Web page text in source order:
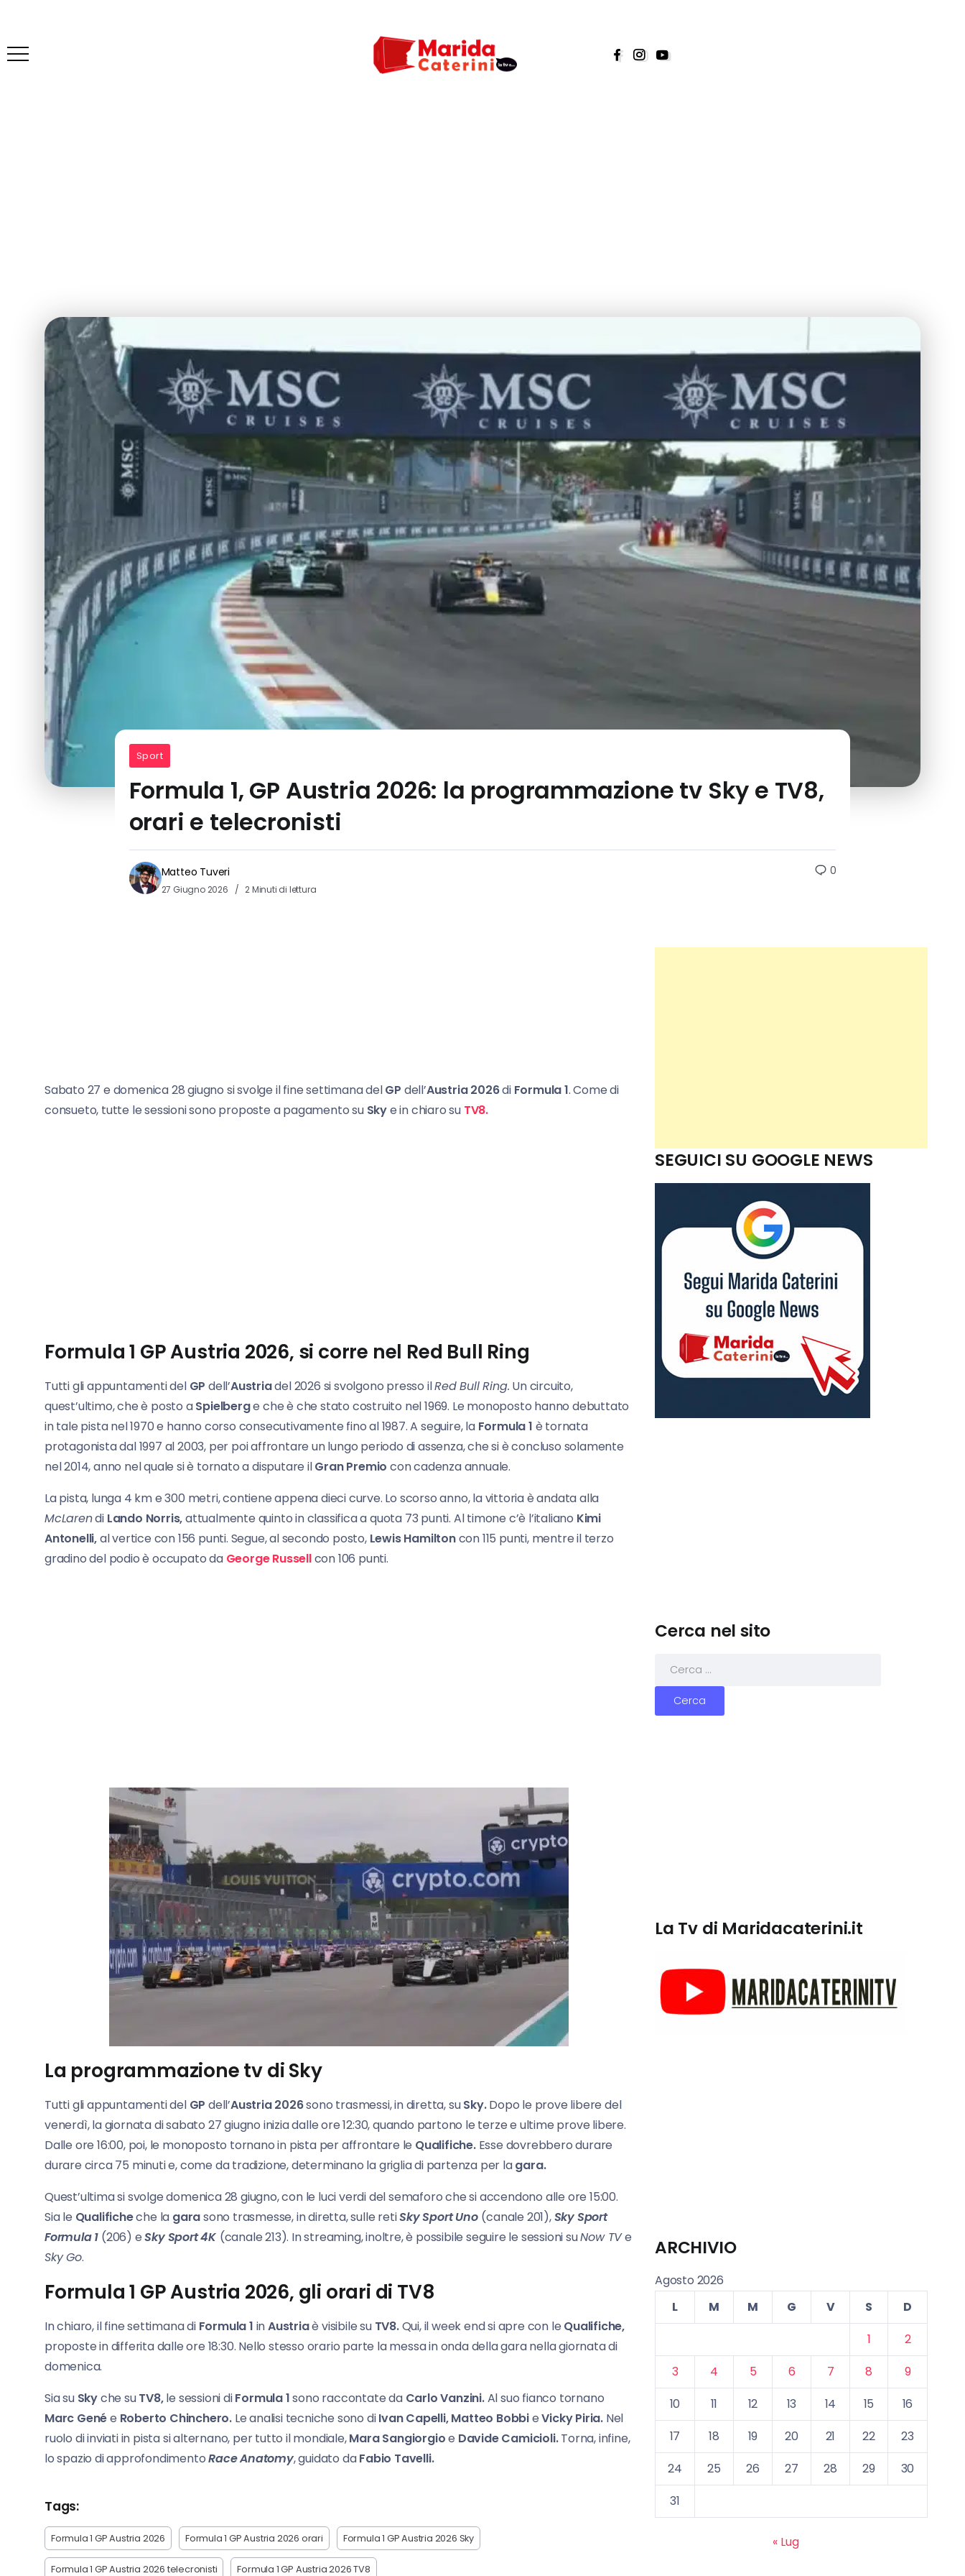
Sport
Formula 1, GP Austria 2026: la programmazione tv Sky e TV8,
orari e telecronisti
Matteo Tuveri
27 Giugno 2026 2 Minuti di lettura
0
Sabato 27 e domenica 28 giugno si svolge il fine settimana delGP dell’Austria 2026di Formula 1. Come di
consueto, tutte le sessioni sono proposte a pagamento su Skye in chiaro su TV8.
Formula 1 GP Austria 2026, si corre nel Red Bull Ring
Tutti gli appuntamenti del GP dell’Austriadel 2026 si svolgono presso ilRed Bull Ring. Un circuito,
quest’ultimo, che è posto aSpielberge che è che stato costruito nel 1969. Le monoposto hanno debuttato
in tale pista nel 1970 e hanno corso consecutivamente fino al 1987. A seguire, la Formula1 è tornata
protagonista dal 1997 al 2003, per poi affrontare un lungo periodo di assenza, che si è concluso solamente
nel 2014, anno nel quale si è tornato a disputare ilGran Premio con cadenza annuale.
La pista, lunga 4 km e 300 metri, contiene appena dieci curve. Lo scorso anno, la vittoria è andata alla
McLarendi Lando Norris,attualmente quinto in classifica a quota 73 punti. Al timone c’è l’italiano Kimi
Antonelli,al vertice con 156 punti. Segue, al secondo posto, Lewis Hamiltoncon 115 punti, mentre il terzo
gradino del podio è occupato da George Russellcon 106 punti.
La programmazione tv di Sky
Tutti gli appuntamenti del GP dell’Austria 2026sono trasmessi, in diretta, suSky.Dopo le prove libere del
venerdì, la giornata di sabato 27 giugno inizia dalle ore 12:30, quando partono le terze e ultime prove libere.
Dalle ore 16:00, poi, le monoposto tornano in pista per affrontare le Qualifiche.Esse dovrebbero durare
durare circa 75 minuti e, come da tradizione, determinano la griglia di partenza per lagara.
Quest’ultima si svolge domenica 28 giugno, con le luci verdi del semaforo che si accendono alle ore 15:00.
Sia le Qualificheche la garasono trasmesse, in diretta, sulle retiSky Sport Uno (canale 201),Sky Sport
Formula 1 (206) eSky Sport 4K (canale 213). In streaming, inoltre, è possibile seguire le sessioni suNow TVe
Sky Go.
Formula 1 GP Austria 2026, gli orari di TV8
In chiaro, il fine settimana di Formula1 inAustriaè visibile su TV8.Qui, il week end si apre con le Qualifiche,
proposte in differita dalle ore 18:30. Nello stesso orario parte la messa in onda della gara nella giornata di
domenica.
Sia su Skyche suTV8,le sessioni diFormula1sono raccontate da Carlo Vanzini.Al suo fianco tornano
Marc Genée Roberto Chinchero. Le analisi tecniche sono diIvan Capelli, Matteo BobbieVicky Piria. Nel
ruolo di inviati in pista si alternano, per tutto il mondiale,Mara Sangiorgioe Davide Camicioli.Torna, infine,
lo spazio di approfondimentoRace Anatomy, guidato daFabio Tavelli.
Tags:
Formula 1 GP Austria 2026 Formula 1 GP Austria 2026 orari Formula 1 GP Austria 2026 Sky
Formula 1 GP Austria 2026 telecronisti Formula 1 GP Austria 2026 TV8
SEGUICI SU GOOGLE NEWS
Cerca nel sito
La Tv di Maridacaterini.it
ARCHIVIO
Agosto 2026
L
M M G V S
D
1
2
3
4 5 6 7 8
9
10
11 12 13 14 15
16
17
18 19 20 21 22
23
24
25 26 27 28 29
30
31
« Lug